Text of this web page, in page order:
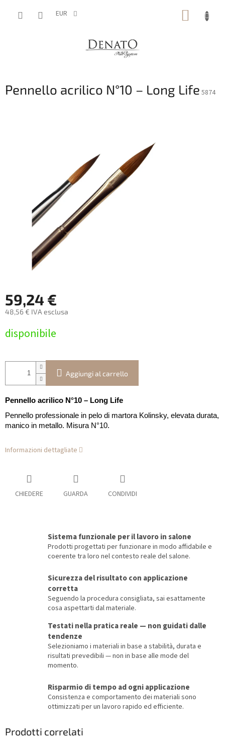
EUR
Pennello acrilico N°10 – Long Life 5874
59,24 €
48,56 € IVA esclusa
della
disponibile
Aggiungi al carrello
Pennello acrilico N°10 – Long Life
Pennello professionale in pelo di martora Kolinsky, elevata durata,
manico in metallo. Misura N°10.
Informazioni dettagliate
CHIEDERE GUARDA CONDIVIDI
Sistema funzionale per il lavoro in salone
Prodotti progettati per funzionare in modo affidabile e
coerente tra loro nel contesto reale del salone.
Sicurezza del risultato con applicazione
corretta
Seguendo la procedura consigliata, sai esattamente
cosa aspettarti dal materiale.
Testati nella pratica reale — non guidati dalle
tendenze
Selezioniamo i materiali in base a stabilità, durata e
risultati prevedibili — non in base alle mode del
momento.
Risparmio di tempo ad ogni applicazione
Consistenza e comportamento dei materiali sono
ottimizzati per un lavoro rapido ed efficiente.
Prodotti correlati